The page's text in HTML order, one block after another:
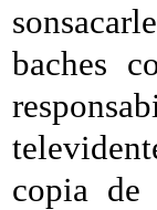
baches
copia de